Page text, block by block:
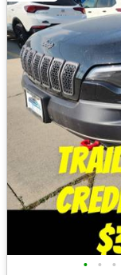
• • •